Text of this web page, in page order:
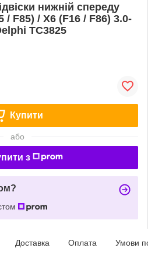
нижній спереду
/ F85) / X6 (F16 / F86) 3.0-
TC3825
Купити
або
з
Доставка Оплата Умови